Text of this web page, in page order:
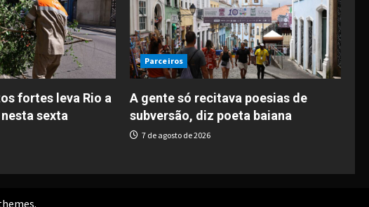
fortes leva Rio a
sexta
Parceiros
A gente só recitava poesias de
subversão, diz poeta baiana
7 de agosto de 2026